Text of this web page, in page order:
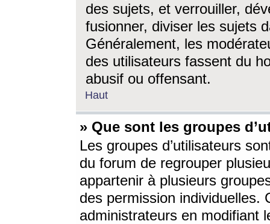
des sujets, et verrouiller,
fusionner, diviser les sujets
Généralement, les
des utilisateurs fassent du
abusif ou offensant.
Haut
» Que sont les groupes
Les groupes d’utilisateurs
du forum de regrouper
appartenir à plusieurs
des permission individuelles.
administrateurs en modifiant